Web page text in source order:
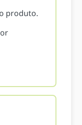
produto.